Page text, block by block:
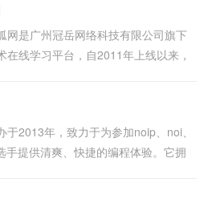
网是广州冠岳网络科技有限公司旗下
在线学习平台，自2011年上线以来，
于2013年，致力于为参加noip、noi、
手提供清爽、快捷的编程体验。它拥